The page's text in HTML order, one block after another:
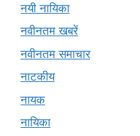
नयी नायिका
नवीनतम खबरें
नवीनतम समाचार
नाटकीय
नायक
नायिका